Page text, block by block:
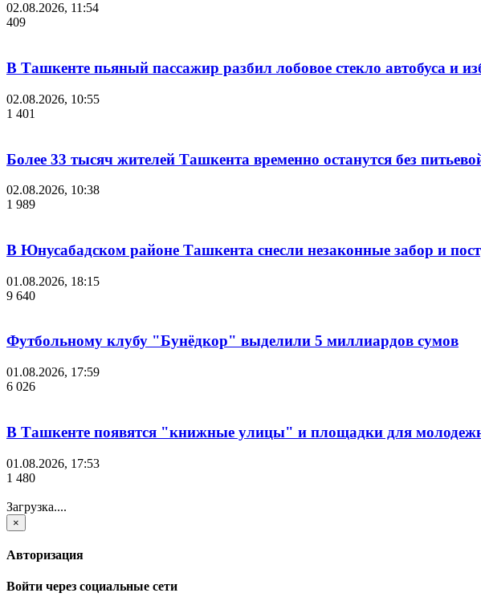
02.08.2026, 11:54
409
В Ташкенте пьяный пассажир разбил лобовое стекло автобуса и
02.08.2026, 10:55
1 401
Более 33 тысяч жителей Ташкента временно останутся без
02.08.2026, 10:38
1 989
В Юнусабадском районе Ташкента снесли незаконные забор и
01.08.2026, 18:15
9 640
Футбольному клубу "Бунёдкор" выделили 5 миллиардов сумов
01.08.2026, 17:59
6 026
В Ташкенте появятся "книжные улицы" и площадки для
01.08.2026, 17:53
1 480
Загрузка....
×
Авторизация
Войти через социальные сети